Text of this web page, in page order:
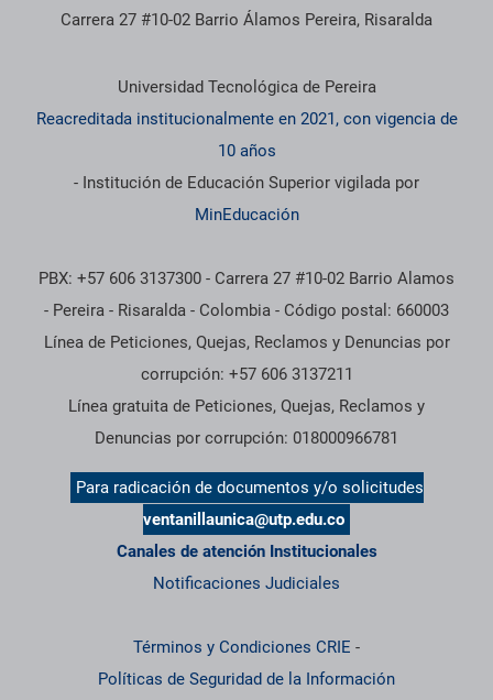
Carrera 27 #10-02 Barrio Álamos Pereira, Risaralda
Información institucional
Universidad Tecnológica de Pereira
Reacreditada institucionalmente en 2021, con vigencia de
10 años
- Institución de Educación Superior vigilada por
MinEducación
PBX: +57 606 3137300 - Carrera 27 #10-02 Barrio Alamos
- Pereira - Risaralda - Colombia - Código postal: 660003
Línea de Peticiones, Quejas, Reclamos y Denuncias por
corrupción: +57 606 3137211
Línea gratuita de Peticiones, Quejas, Reclamos y
Denuncias por corrupción: 018000966781
Para radicación de documentos y/o solicitudes
ventanillaunica@utp.edu.co
Canales de atención Institucionales
Notificaciones Judiciales
Términos y Condiciones CRIE -
Políticas de Seguridad de la Información